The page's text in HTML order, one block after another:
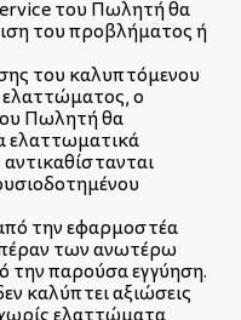
του Πωλητή θα
του προβλήματος ή
του καλυπτόμενου
ο
Πωλητή θα
ελαττωματικά
την εφαρμοστέα
πέραν των ανωτέρω
την παρούσα εγγύηση.
καλύπτει αξιώσεις